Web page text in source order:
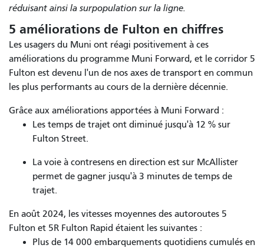
réduisant ainsi la surpopulation sur la ligne.
5 améliorations de Fulton en chiffres
Les usagers du Muni ont réagi positivement à ces
améliorations du programme Muni Forward, et le corridor 5
Fulton est devenu l'un de nos axes de transport en commun
les plus performants au cours de la dernière décennie.
Grâce aux améliorations apportées à Muni Forward :
Les temps de trajet ont diminué jusqu'à 12 % sur
Fulton Street.
La voie à contresens en direction est sur McAllister
permet de gagner jusqu'à 3 minutes de temps de
trajet.
En août 2024, les vitesses moyennes des autoroutes 5
Fulton et 5R Fulton Rapid étaient les suivantes :
Plus de 14 000 embarquements quotidiens cumulés en